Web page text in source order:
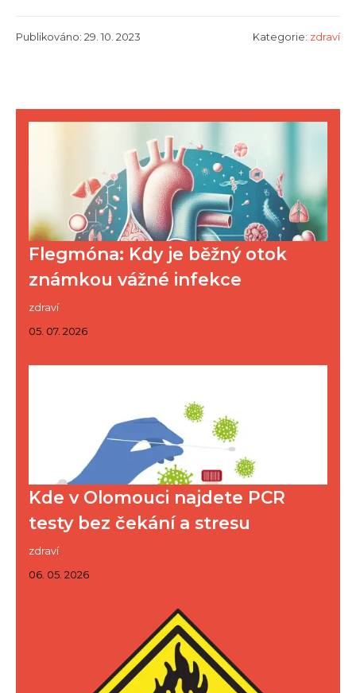
Publikováno: 29. 10. 2023 Kategorie: zdraví
Flegmóna: Kdy je běžný otok
známkou vážné infekce
zdraví
05. 07. 2026
Kde v Olomouci najdete PCR
testy bez čekání a stresu
zdraví
06. 05. 2026